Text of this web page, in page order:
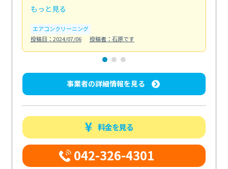
もっと見る
エアコンクリーニング
投稿日：2024/07/06
投稿者：石原です
事業者の詳細情報を見る
料金を見る
042-326-4301